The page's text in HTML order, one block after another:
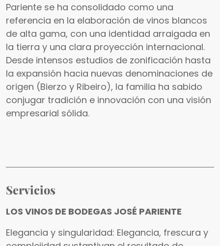
Pariente se ha consolidado como una
referencia en la elaboración de vinos blancos
de alta gama, con una identidad arraigada en
la tierra y una clara proyección internacional.
Desde intensos estudios de zonificación hasta
la expansión hacia nuevas denominaciones de
origen (Bierzo y Ribeiro), la familia ha sabido
conjugar tradición e innovación con una visión
empresarial sólida.
Servicios
LOS VINOS DE BODEGAS JOSÉ PARIENTE
Elegancia y singularidad: Elegancia, frescura y